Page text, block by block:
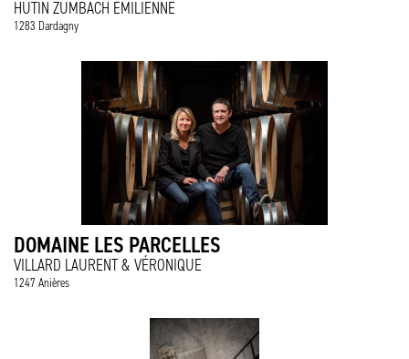
HUTIN ZUMBACH EMILIENNE
1283 Dardagny
DOMAINE LES PARCELLES
VILLARD LAURENT & VÉRONIQUE
1247 Anières